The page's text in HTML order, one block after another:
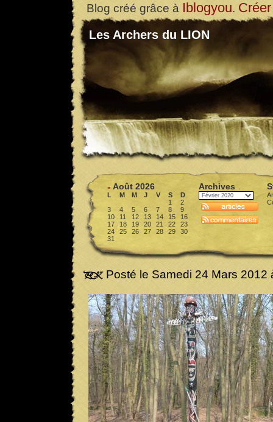
Blog créé grâce à Iblogyou.
Les Archers du LION
« Août 2026
L M M J V S
D
1
2
3
4 5 6 7 8
9
10
11 12 13 14 15
16
17
18 19 20 21 22
23
24
25 26 27 28 29
30
31
Archives
Posté le Samedi 24 Mars 2012